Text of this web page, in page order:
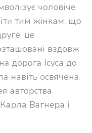
чоловіче
тим жінкам, що
це
вздовж
дорога Ісуса до
навіть освячена.
авторства
Вагнера і